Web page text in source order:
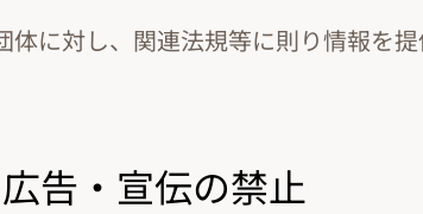
体に対し、関連法規等に則り情報を提
告・宣伝の禁止